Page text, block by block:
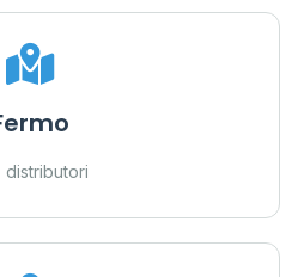
distributori